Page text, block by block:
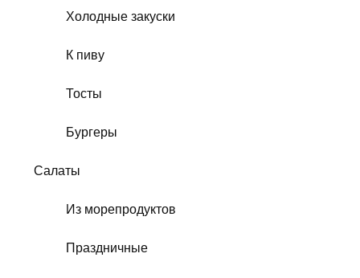
Холодные закуски
К пиву
Тосты
Бургеры
Салаты
Из морепродуктов
Праздничные